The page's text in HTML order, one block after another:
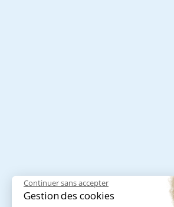
Continuer sans accepter
Gestion des cookies